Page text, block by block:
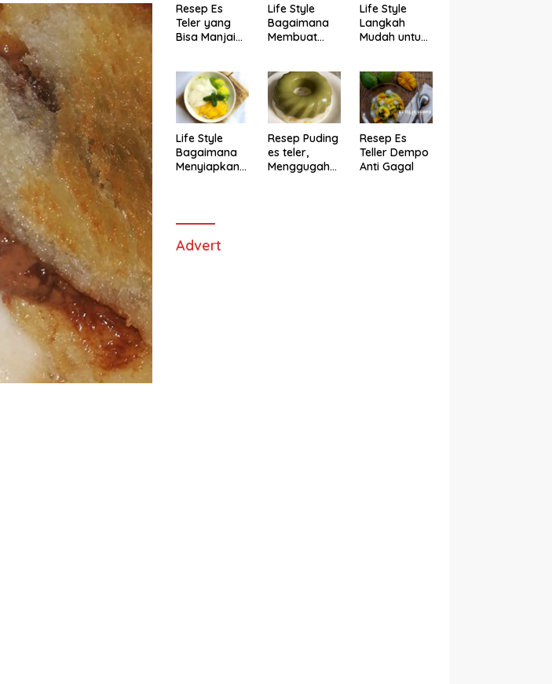
Resep Es
Teler yang
Bisa Manjain
Life Style
Bagaimana
Membuat
Life Style
Langkah
Mudah untuk
Alpukat
Magicom,
Enak Banget
Life Style
Bagaimana
Menyiapkan
Selera
Resep Puding
es teler,
Menggugah
Resep Es
Teller Dempo
Anti Gagal
Advert